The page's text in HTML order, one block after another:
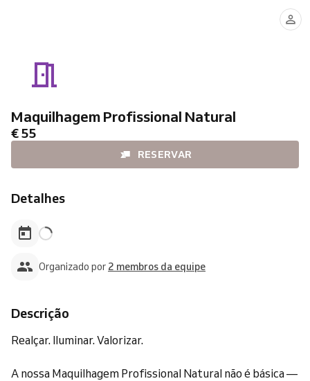
Maquilhagem Profissional Natural
€ 55
RESERVAR
Detalhes
Organizado por 2 membros da equipe
Descrição
Realçar. Iluminar. Valorizar.
A nossa Maquilhagem Profissional Natural não é básica —